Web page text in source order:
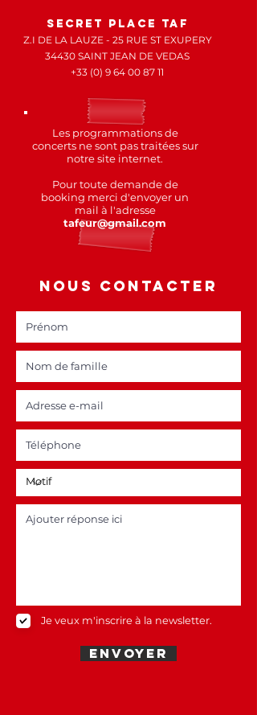
SECRET PLACE taf
Z.I DE LA LAUZE - 25 RUE ST EXUPERY
34430 SAINT JEAN DE VEDAS
+33 (0) 9 64 00 87 11
Les programmations de
concerts ne sont pas traitées sur
notre site internet.
Pour toute demande de
booking merci d'envoyer un
mail à l'adresse
tafeur@gmail.com
NOUS CONTACTER
Je veux m'inscrire à la newsletter.
Envoyer